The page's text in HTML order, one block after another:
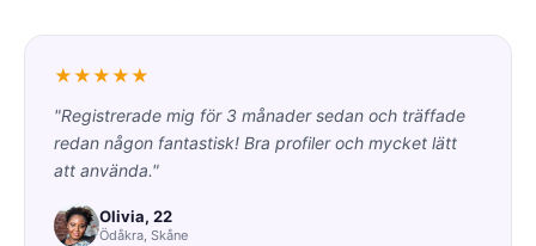
★★★★★
"Registrerade mig för 3 månader sedan och träffade
redan någon fantastisk! Bra profiler och mycket lätt
att använda."
Olivia, 22
Ödåkra, Skåne